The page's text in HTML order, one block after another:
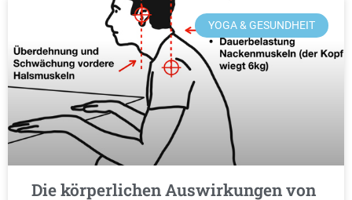
YOGA & GESUNDHEIT
Die körperlichen Auswirkungen von